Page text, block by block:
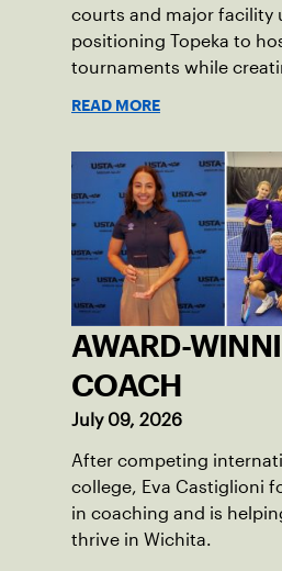
courts and major facility
positioning Topeka to
tournaments while
READ MORE
AWARD-
COACH
July 09, 2026
After competing
college, Eva Castiglioni
in coaching and is
thrive in Wichita.